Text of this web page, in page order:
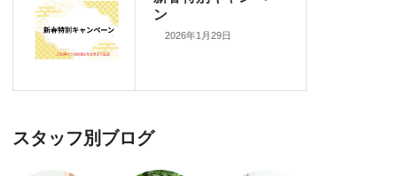
ン
2026年1月29日
スタッフ別ブログ